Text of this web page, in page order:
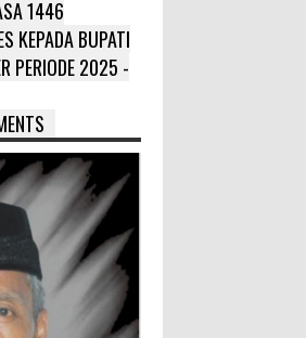
1446
KEPADA BUPATI
PERIODE 2025 -